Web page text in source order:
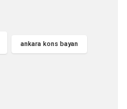
ankara kons bayan